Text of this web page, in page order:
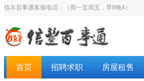
信丰百事通客服电话： （周一至周五，早8晚4）
首页 招聘求职 房屋租售